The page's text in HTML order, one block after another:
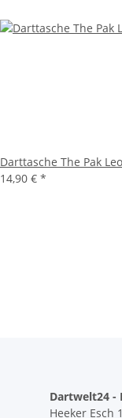
Darttasche The Pak Leo
14,90 € *
Dartwelt24 -
Heeker Esch